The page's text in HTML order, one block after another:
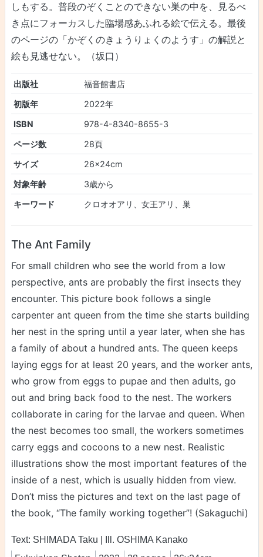
しもする。普段のぞくことのできない巣の中を、見るべ
き点にフォーカスした臨場感あふれる絵で伝える。最後
のページの「かぞくのきょうりょくのようす」の解説と
絵も見逃せない。（坂口）
出版社
福音館書店
初版年
2022年
ISBN
978-4-8340-8655-3
ページ数
28頁
サイズ
26x24cm
対象年齢
3歳から
キーワード
クロオオアリ、女王アリ、巣
The Ant Family
For small children who see the world from a low
perspective, ants are probably the first insects they
encounter. This picture book follows a single
carpenter ant queen from the time she starts building
her nest in the spring until a year later, when she has
a family of about a hundred ants. The queen keeps
laying eggs for at least 20 years, and the worker ants,
who grow from eggs to pupae and then adults, go
out and bring back food to the nest. The workers
collaborate in caring for the larvae and queen. When
the nest becomes too small, the workers sometimes
carry eggs and cocoons to a new nest. Realistic
illustrations show the most important features of the
inside of a nest, which is usually hidden from view.
Don’t miss the pictures and text on the last page of
the book, “The family working together”! (Sakaguchi)
Text: SHIMADA Taku | Ill. OSHIMA Kanako